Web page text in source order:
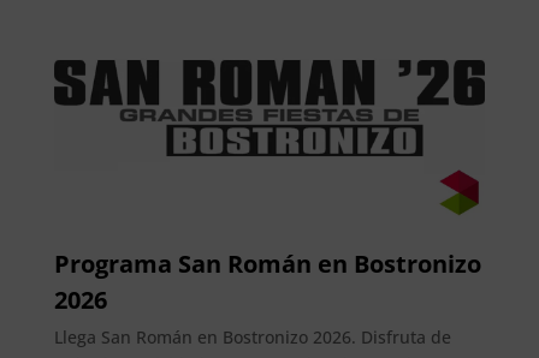
Programa San Román en Bostronizo
2026
Llega San Román en Bostronizo 2026. Disfruta de